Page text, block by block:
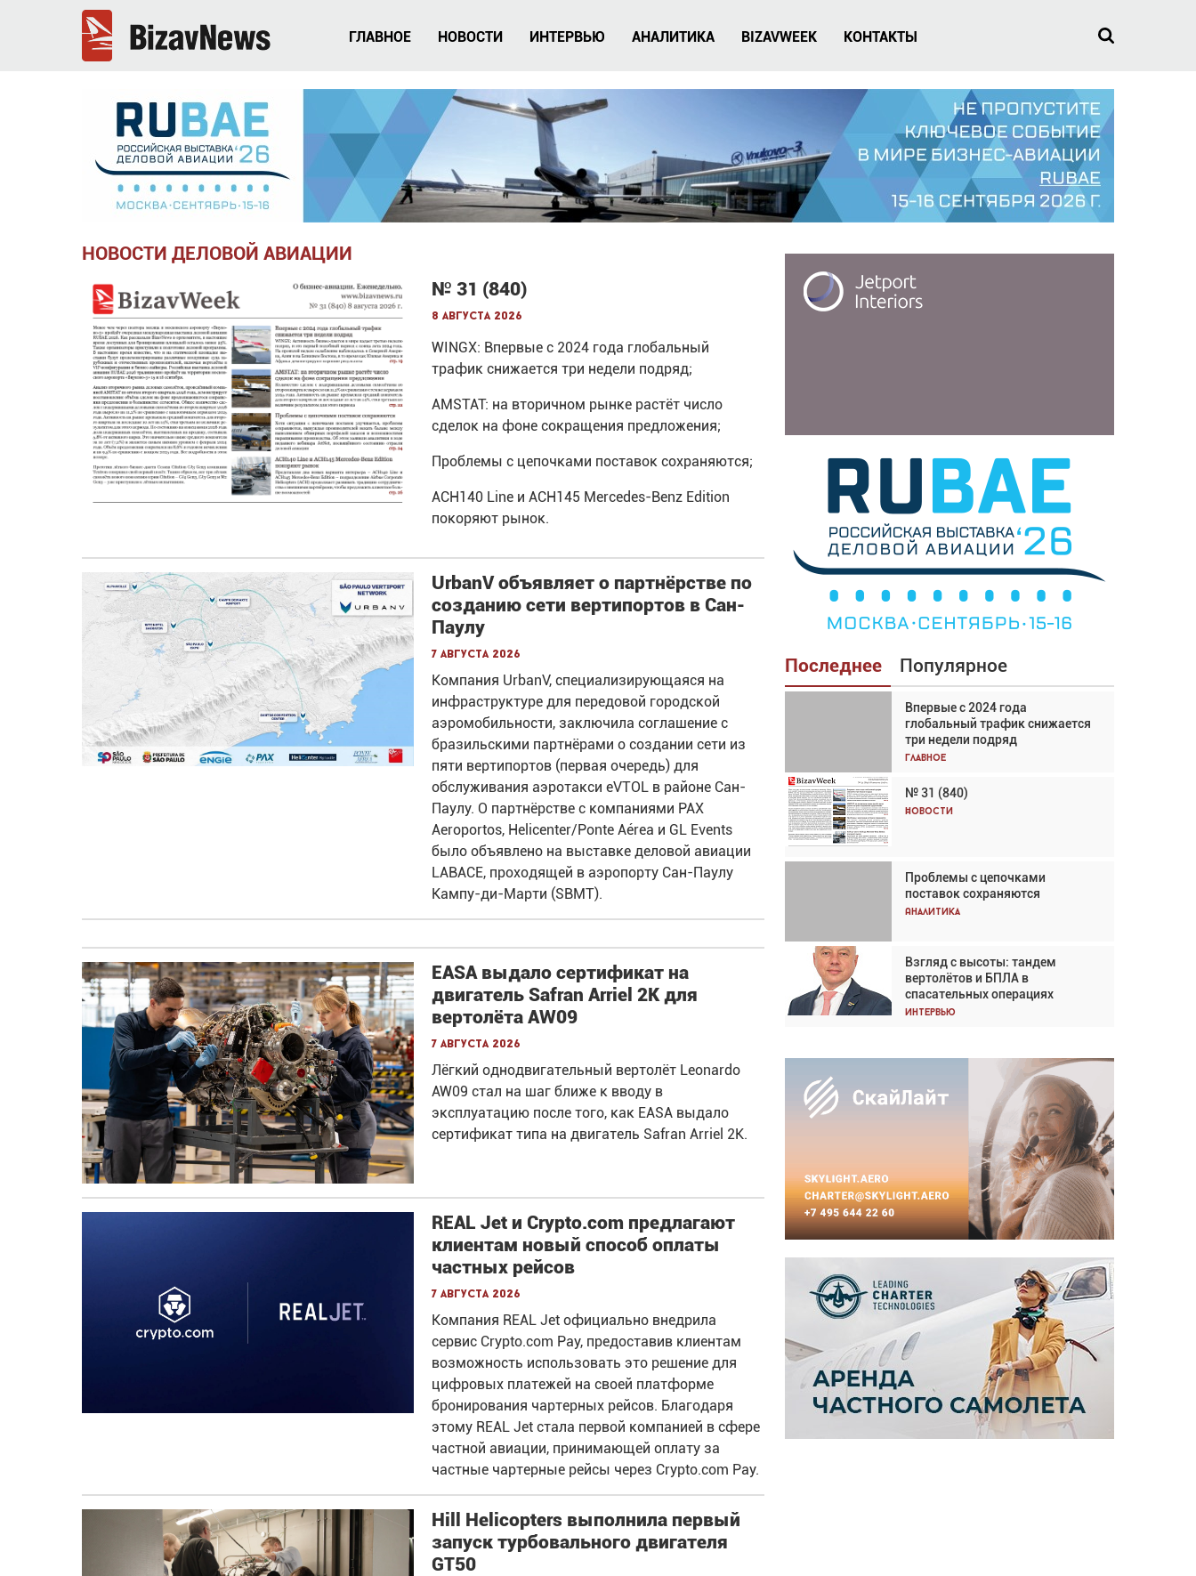
ГЛАВНОЕ НОВОСТИ ИНТЕРВЬЮ АНАЛИТИКА BIZAVWEEK КОНТАКТЫ
НОВОСТИ ДЕЛОВОЙ АВИАЦИИ
№ 31 (840)
8 августа 2026
WINGX: Впервые с 2024 года глобальный
трафик снижается три недели подряд;
AMSTAT: на вторичном рынке растёт число
сделок на фоне сокращения предложения;
Проблемы с цепочками поставок сохраняются;
ACH140 Line и ACH145 Mercedes-Benz Edition
покоряют рынок.
UrbanV объявляет о партнёрстве по
созданию сети вертипортов в Сан-
Паулу
7 августа 2026
Компания UrbanV, специализирующаяся на
инфраструктуре для передовой городской
аэромобильности, заключила соглашение с
бразильскими партнёрами о создании сети из
пяти вертипортов (первая очередь) для
обслуживания аэротакси eVTOL в районе Сан-
Паулу. О партнёрстве с компаниями PAX
Aeroportos, Helicenter/Ponte Aérea и GL Events
было объявлено на выставке деловой авиации
LABACE, проходящей в аэропорту Сан-Паулу
Кампу-ди-Марти (SBMT).
EASA выдало сертификат на
двигатель Safran Arriel 2K для
вертолёта AW09
7 августа 2026
Лёгкий однодвигательный вертолёт Leonardo
AW09 стал на шаг ближе к вводу в
эксплуатацию после того, как EASA выдало
сертификат типа на двигатель Safran Arriel 2K.
REAL Jet и Crypto.com предлагают
клиентам новый способ оплаты
частных рейсов
7 августа 2026
Компания REAL Jet официально внедрила
сервис Crypto.com Pay, предоставив клиентам
возможность использовать это решение для
цифровых платежей на своей платформе
бронирования чартерных рейсов. Благодаря
этому REAL Jet стала первой компанией в сфере
частной авиации, принимающей оплату за
частные чартерные рейсы через Crypto.com Pay.
Hill Helicopters выполнила первый
запуск турбовального двигателя
GT50
Последнее Популярное
Впервые с 2024 года
глобальный трафик снижается
три недели подряд
Главное
№ 31 (840)
Новости
Проблемы с цепочками
поставок сохраняются
Аналитика
Взгляд с высоты: тандем
вертолётов и БПЛА в
спасательных операциях
Интервью
Взгляд с высоты: тандем
вертолётов и БПЛА в
спасательных операциях
Главное
Авиационный фотограф Дэйв
Кох: «Фотография говорит сама
Впервые с 2024 года
глобальный трафик снижается
три недели подряд
Частный самолёт – это актив.
Подходите к покупке
соответствующим образом
Интервью